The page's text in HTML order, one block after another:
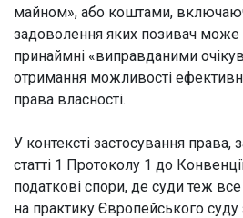
майном», або коштами,
задоволення яких позивач може
принаймні «виправданими
отримання можливості
права власності.
У контексті застосування права,
статті 1 Протоколу 1 до
податкові спори, де суди теж
на практику Європейського